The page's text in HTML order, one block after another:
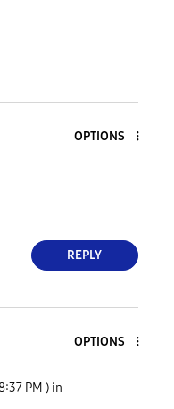
OPTIONS
REPLY
OPTIONS
PM ) in